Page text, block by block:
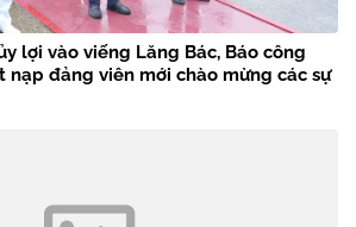
lợi vào viếng Lăng Bác, Báo công
nạp đảng viên mới chào mừng các sự